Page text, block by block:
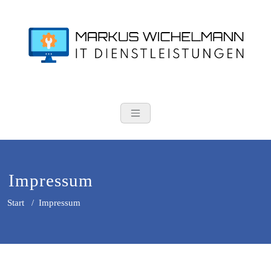
Markus
Impressum
Start / Impressum